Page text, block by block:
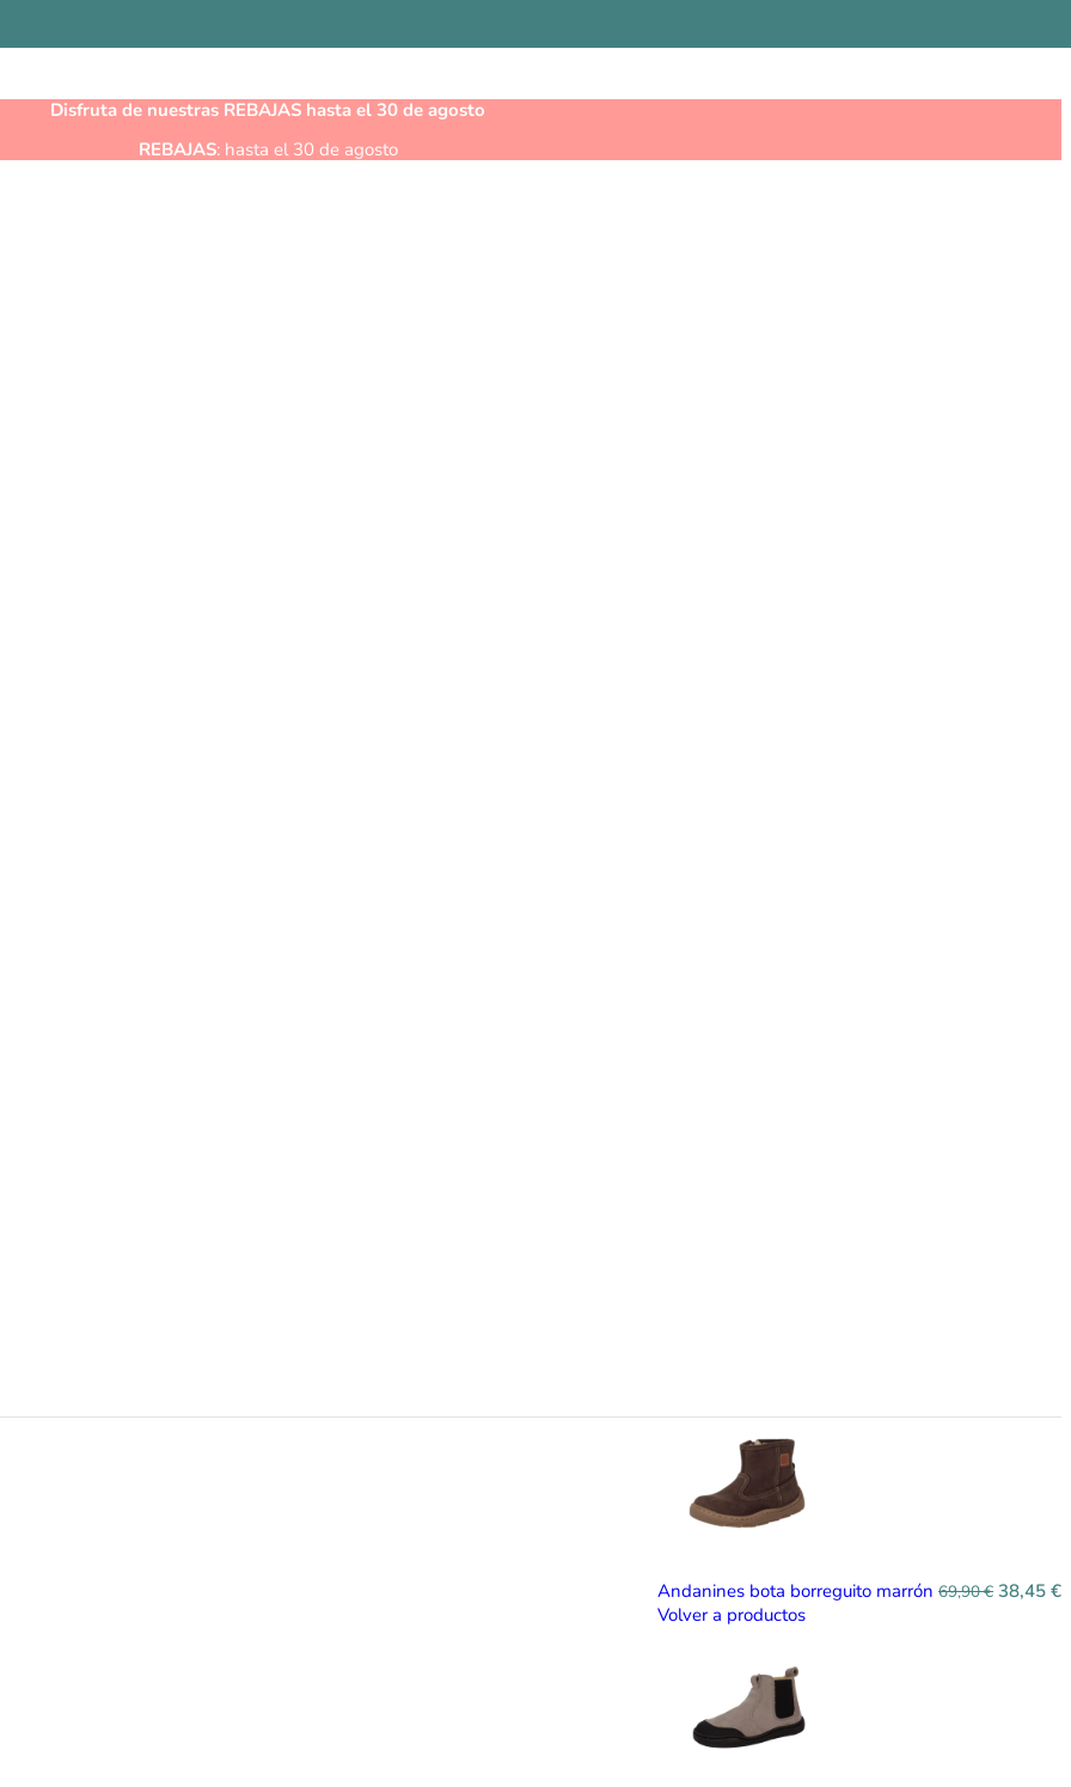
Disfruta de nuestras REBAJAS hasta el 30 de agosto
REBAJAS: hasta el 30 de agosto
Andanines bota borreguito marrón 69,90€ 38,45 €
Volver a productos